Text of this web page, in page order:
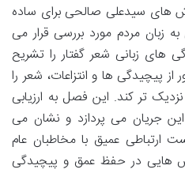
های سیدعلی صالحی برای ساده
زبان مردم مورد بررسی قرار می
های زبانی شعر گفتار را تشریح
پیچیدگی ها و انتزاعات، شعر را
تر کند. این فصل به ارزیابی
جریان می پردازد و نشان می
ارتباطی عمیق با مخاطبان عام
هایی در حفظ عمق و پیچیدگی